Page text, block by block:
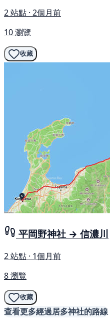
2 站點 · 2個月前
10 瀏覽
收藏
平岡野神社 → 信濃川
2 站點 · 1個月前
8 瀏覽
收藏
查看更多經過居多神社的路線